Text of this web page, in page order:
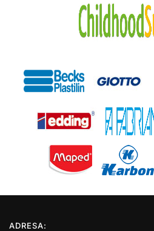
ADRESA: